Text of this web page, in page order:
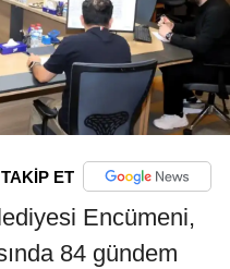
TAKİP ET
Encümeni,
84 gündem